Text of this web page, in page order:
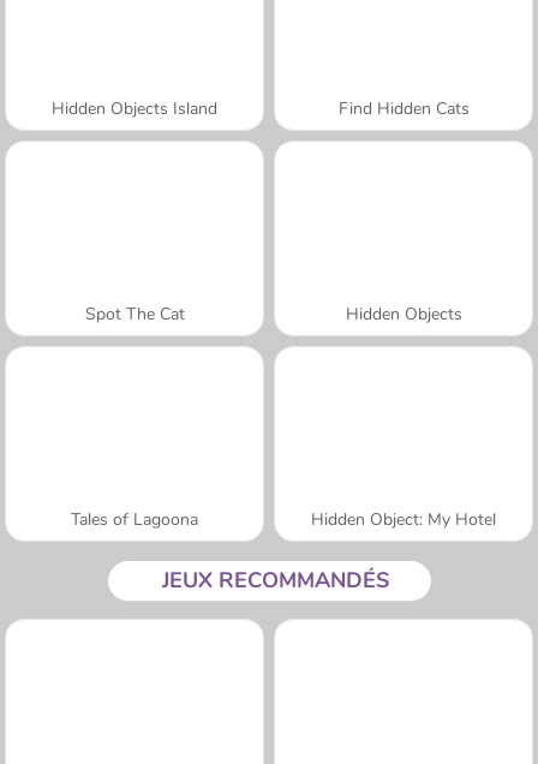
Hidden Objects Island Find Hidden Cats
Spot The Cat Hidden Objects
Tales of Lagoona Hidden Object: My Hotel
JEUX RECOMMANDÉS